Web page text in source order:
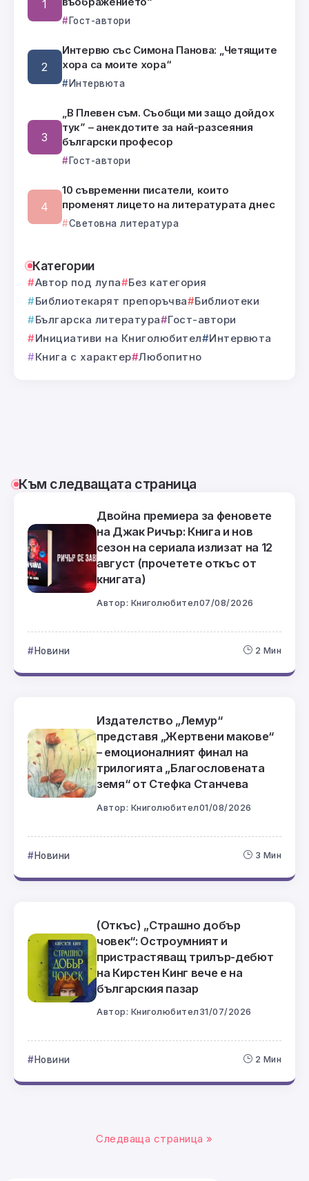
Гост-автори
Интервю със Симона Панова: „Четящите
хора са моите хора“
Интервюта
„В Плевен съм. Съобщи ми защо дойдох
тук” – анекдотите за най-разсеяния
български професор
Гост-автори
10 съвременни писатели, които
променят лицето на литературата днес
Световна литература
Категории
Автор под лупа
Без категория
Библиотекарят препоръчва
Библиотеки
Българска литература
Гост-автори
Инициативи на Книголюбител
Интервюта
Книга с характер Любопитно
Към следващата страница
Двойна премиера за феновете
на Джак Ричър: Книга и нов
сезон на сериала излизат на 12
август (прочетете откъс от
книгата)
Автор: Книголюбител07/08/2026
Новини 2 Мин
Издателство „Лемур“
представя „Жертвени макове“
– емоционалният финал на
трилогията „Благословената
земя“ от Стефка Станчева
Автор: Книголюбител01/08/2026
Новини 3 Мин
(Откъс) „Страшно добър
човек“: Остроумният и
пристрастяващ трилър-дебют
на Кирстен Кинг вече е на
българския пазар
Автор: Книголюбител 31/07/2026
Новини 2 Мин
Следваща страница »